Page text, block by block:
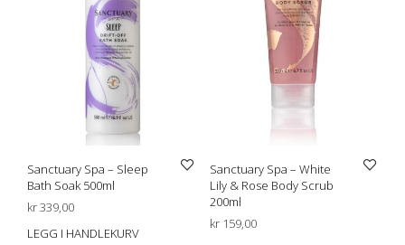
Sanctuary Spa – Sleep
Bath Soak 500ml
kr339,00
LEGG I HANDLEKURV
Sanctuary Spa – White
Lily & Rose Body Scrub
200ml
kr159,00